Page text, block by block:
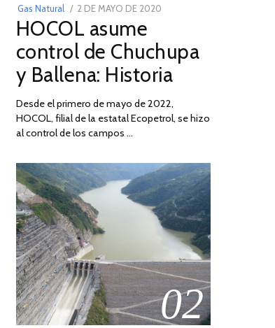
Gas Natural
POSTED
ON
2 DE MAYO DE 2020
DE
2026
HOCOL asume
control de Chuchupa
y Ballena: Historia
Desde el primero de mayo de 2022,
HOCOL, filial de la estatal Ecopetrol, se hizo
al control de los campos …
02